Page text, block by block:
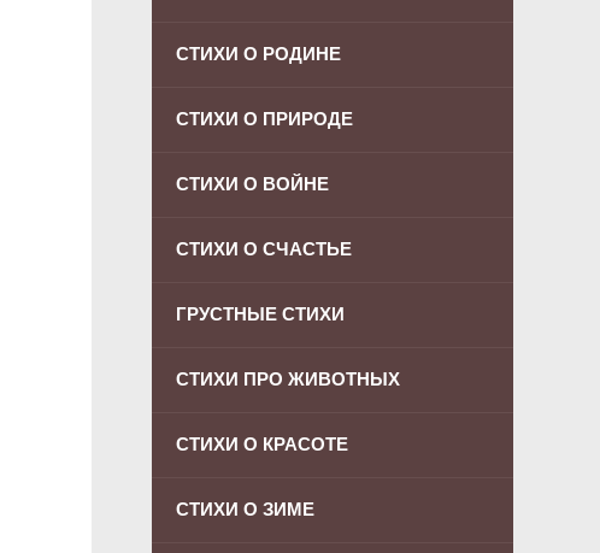
СТИХИ О РОДИНЕ
СТИХИ О ПРИРОДЕ
СТИХИ О ВОЙНЕ
СТИХИ О СЧАСТЬЕ
ГРУСТНЫЕ СТИХИ
СТИХИ ПРО ЖИВОТНЫХ
СТИХИ О КРАСОТЕ
СТИХИ О ЗИМЕ